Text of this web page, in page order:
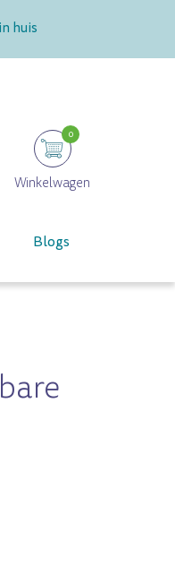
huis
Winkelwagen
0
Blogs